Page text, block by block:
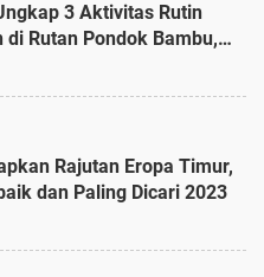
3 Aktivitas Rutin
di Rutan Pondok Bambu,
Rajutan Eropa Timur,
dan Paling Dicari 2023